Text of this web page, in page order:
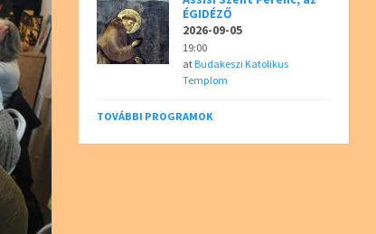
ÉGIDÉZŐ
2026-09-05
19:00
atBudakeszi Katolikus
Templom
TOVÁBBI PROGRAMOK